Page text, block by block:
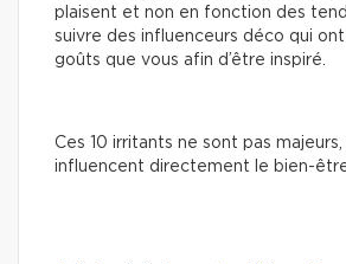
plaisent et non en fonction des
suivre des influenceurs déco qui
goûts que vous afin d’être inspiré.
Ces 10 irritants ne sont pas majeurs,
influencent directement le bien-